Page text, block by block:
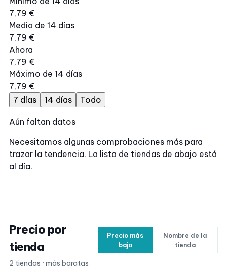
7,79 €
Media de 14 días
7,79 €
Ahora
7,79 €
Máximo de 14 días
7,79 €
7 días
14 días Todo
Aún faltan datos
Necesitamos algunas comprobaciones más para
trazar la tendencia. La lista de tiendas de abajo está
al día.
Precio por
tienda
2 tiendas · más baratas
Precio más
bajo
Nombre de la
tienda